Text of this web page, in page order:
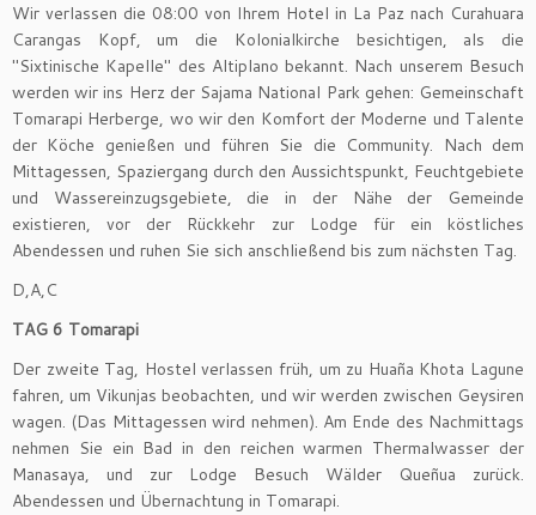
Wir verlassen die 08:00 von Ihrem Hotel in La Paz nach Curahuara
Carangas Kopf, um die Kolonialkirche besichtigen, als die
"Sixtinische Kapelle" des Altiplano bekannt. Nach unserem Besuch
werden wir ins Herz der Sajama National Park gehen: Gemeinschaft
Tomarapi Herberge, wo wir den Komfort der Moderne und Talente
der Köche genießen und führen Sie die Community. Nach dem
Mittagessen, Spaziergang durch den Aussichtspunkt, Feuchtgebiete
und Wassereinzugsgebiete, die in der Nähe der Gemeinde
existieren, vor der Rückkehr zur Lodge für ein köstliches
Abendessen und ruhen Sie sich anschließend bis zum nächsten Tag.
D,A,C
TAG 6 Tomarapi
Der zweite Tag, Hostel verlassen früh, um zu Huaña Khota Lagune
fahren, um Vikunjas beobachten, und wir werden zwischen Geysiren
wagen. (Das Mittagessen wird nehmen). Am Ende des Nachmittags
nehmen Sie ein Bad in den reichen warmen Thermalwasser der
Manasaya, und zur Lodge Besuch Wälder Queñua zurück.
Abendessen und Übernachtung in Tomarapi.